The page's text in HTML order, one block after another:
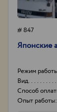
# 847
Японские
Режим
Вид
Способ
Опыт работы: